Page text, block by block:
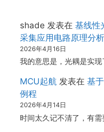
shade 发表在 基线性
采集应用电路原理分析
2026年4月16日
我的意思是，光耦是实
MCU起航 发表在 基
例程
2026年4月14日
时间太久记不清了，有